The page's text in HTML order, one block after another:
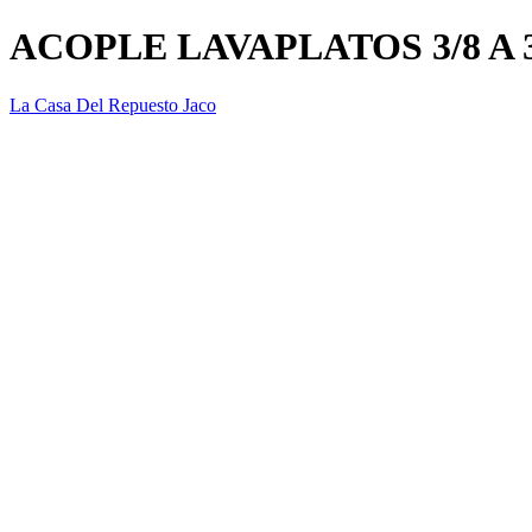
ACOPLE LAVAPLATOS 3/8 A
La Casa Del Repuesto Jaco